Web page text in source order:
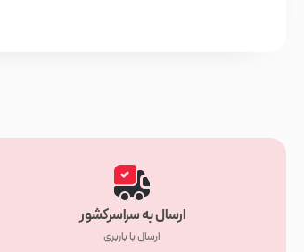
ارسال به سراسرکشور
ارسال با باربری